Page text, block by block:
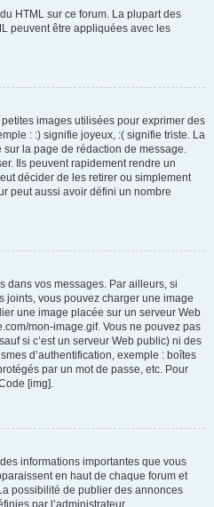
HTML sur ce forum. La plupart des
peuvent être appliquées avec les
images utilisées pour exprimer des
: :) signifie joyeux, :( signifie triste. La
sur la page de rédaction de message.
Ils peuvent rapidement rendre un
décider de les retirer ou simplement
peut aussi avoir défini un nombre
dans vos messages. Par ailleurs, si
joints, vous pouvez charger une image
une image placée sur un serveur Web
mon-image.gif. Vous ne pouvez pas
si c’est un serveur Web public) ni des
d’authentification, exemple : boîtes
par un mot de passe, etc. Pour
[img].
informations importantes que vous
en haut de chaque forum et
possibilité de publier des annonces
par l’administrateur.